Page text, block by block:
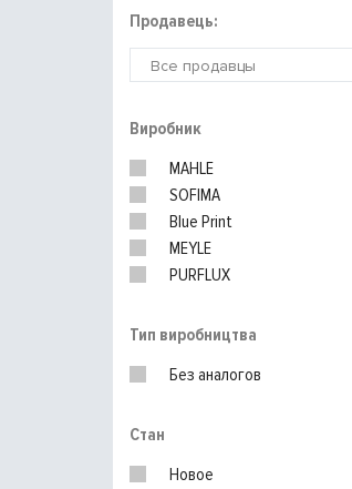
Продавець:
Виробник
MAHLE
SOFIMA
Blue Print
MEYLE
PURFLUX
MANN-FILTER
Тип виробництва
Без аналогов
Стан
Новое